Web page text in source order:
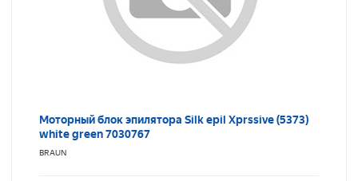
Моторный блок эпилятора Silk epil Xprssive (5373)
white green 7030767
BRAUN